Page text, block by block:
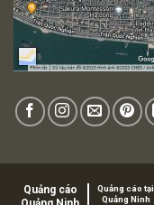
Quảng cáo
Quảng cáo tại
Quảng Ninh